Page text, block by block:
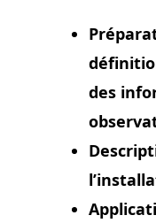
des